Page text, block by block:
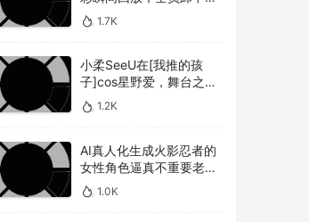
频如何观看BJ韩国女团成
员的最精彩时刻？
1.7K
小柔SeeU在[我推的孩
子]cos星野爱，舞台之星
闪耀迷人
1.2K
AI真人化生成火影忍者的
女性角色逼真不重要老婆
美不美才是重点！
1.0K